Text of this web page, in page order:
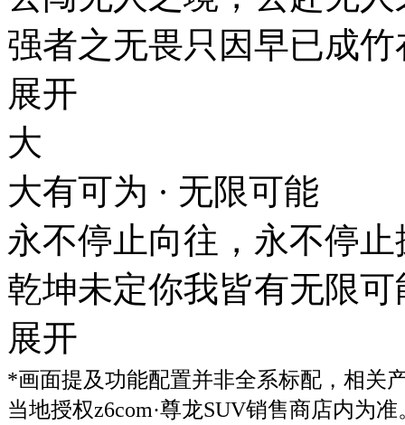
强者之无畏只因早已成竹
展开
大
大有可为 · 无限可能
永不停止向往，永不停
乾坤未定你我皆有无限可
展开
*画面提及功能配置并非全系标配，相关
当地授权z6com·尊龙SUV销售商店内为准